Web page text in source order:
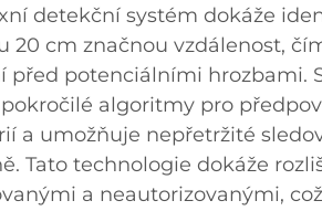
detekční systém dokáže
20 cm značnou vzdálenost,
před potenciálními hrozbami.
algoritmy pro
a umožňuje nepřetržité
Tato technologie dokáže
a neautorizovanými,